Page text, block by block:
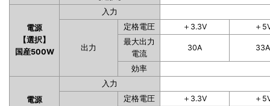
電源
【選択】
国産500W
入力
出力
定格電圧 ＋3.3V
＋
最大出力
電流
30A 33A
効率
電源
入力
定格電圧 ＋3.3V
＋